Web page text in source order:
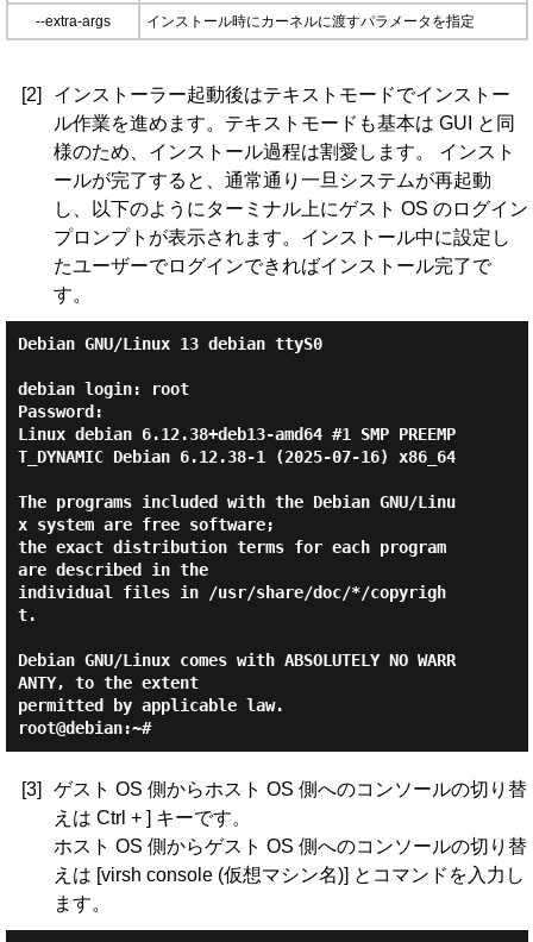
--extra-args インストール時にカーネルに渡すパラメータを指定
[2]
インストーラー起動後はテキストモードでインストー
ル作業を進めます。テキストモードも基本は GUI と同
様のため、インストール過程は割愛します。 インスト
ールが完了すると、通常通り一旦システムが再起動
し、以下のようにターミナル上にゲスト OS のログイン
プロンプトが表示されます。インストール中に設定し
たユーザーでログインできればインストール完了で
す。
Debian GNU/Linux 13 debian ttyS0
debian login: root
Password:
Linux debian 6.12.38+deb13-amd64 #1 SMP PREEMP
T_DYNAMIC Debian 6.12.38-1 (2025-07-16) x86_64
The programs included with the Debian GNU/Linu
x system are free software;
the exact distribution terms for each program
are described in the
individual files in /usr/share/doc/*/copyrigh
t.
Debian GNU/Linux comes with ABSOLUTELY NO WARR
ANTY, to the extent
permitted by applicable law.
root@debian:~#
[3]
ゲスト OS 側からホスト OS 側へのコンソールの切り替
えは Ctrl + ] キーです。
ホスト OS 側からゲスト OS 側へのコンソールの切り替
えは [virsh console (仮想マシン名)] とコマンドを入力し
ます。